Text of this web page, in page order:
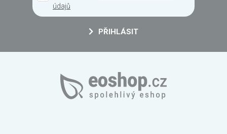
údajů
PŘIHLÁSIT